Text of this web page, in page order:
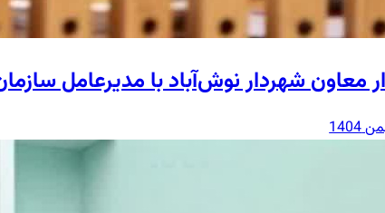
معاون شهردار نوش‌آباد با مدیرعامل